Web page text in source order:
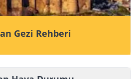
Gezi Rehberi